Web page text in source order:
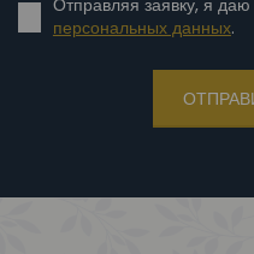
Отправляя заявку, я
персональных данных.